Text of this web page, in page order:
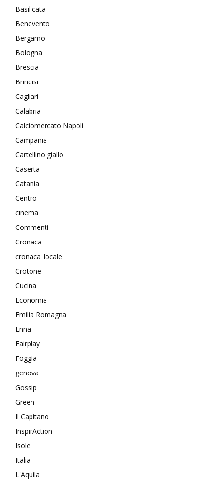
Basilicata
Benevento
Bergamo
Bologna
Brescia
Brindisi
Cagliari
Calabria
Calciomercato Napoli
Campania
Cartellino giallo
Caserta
Catania
Centro
cinema
Commenti
Cronaca
cronaca_locale
Crotone
Cucina
Economia
Emilia Romagna
Enna
Fairplay
Foggia
genova
Gossip
Green
Il Capitano
InspirAction
Isole
Italia
L'Aquila